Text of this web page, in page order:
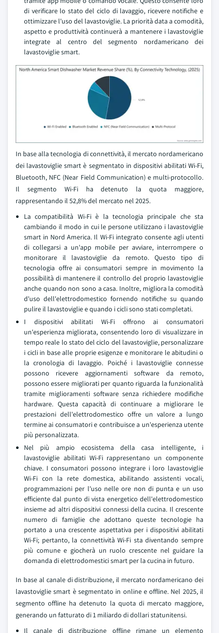
di verificare lo stato del ciclo di lavaggio, ricevere notifiche e
ottimizzare l'uso del lavastoviglie. La priorità data a comodità,
aspetto e produttività continuerà a mantenere i lavastoviglie
integrate al centro del segmento nordamericano dei
lavastoviglie smart.
In base alla tecnologia di connettività, il mercato nordamericano
dei lavastoviglie smart è segmentato in dispositivi abilitati Wi-Fi,
Bluetooth, NFC (Near Field Communication) e multi-protocollo.
Il segmento Wi-Fi ha detenuto la quota maggiore,
rappresentando il 52,8% del mercato nel 2025.
La compatibilità Wi-Fi è la tecnologia principale che sta
cambiando il modo in cui le persone utilizzano i lavastoviglie
smart in Nord America. Il Wi-Fi integrato consente agli utenti
di collegarsi a un'app mobile per avviare, interrompere o
monitorare il lavastoviglie da remoto. Questo tipo di
tecnologia offre ai consumatori sempre in movimento la
possibilità di mantenere il controllo del proprio lavastoviglie
anche quando non sono a casa. Inoltre, migliora la comodità
d'uso dell'elettrodomestico fornendo notifiche su quando
pulire il lavastoviglie e quando i cicli sono stati completati.
I dispositivi abilitati Wi-Fi offrono ai consumatori
un'esperienza migliorata, consentendo loro di visualizzare in
tempo reale lo stato del ciclo del lavastoviglie, personalizzare
i cicli in base alle proprie esigenze e monitorare le abitudini o
la cronologia di lavaggio. Poiché i lavastoviglie connesse
possono ricevere aggiornamenti software da remoto,
possono essere migliorati per quanto riguarda la funzionalità
tramite miglioramenti software senza richiedere modifiche
hardware. Questa capacità di continuare a migliorare le
prestazioni dell'elettrodomestico offre un valore a lungo
termine ai consumatori e contribuisce a un'esperienza utente
più personalizzata.
Nel più ampio ecosistema della casa intelligente, i
lavastoviglie abilitati Wi-Fi rappresentano un componente
chiave. I consumatori possono integrare i loro lavastoviglie
Wi-Fi con la rete domestica, abilitando assistenti vocali,
programmazioni per l'uso nelle ore non di punta e un uso
efficiente dal punto di vista energetico dell'elettrodomestico
insieme ad altri dispositivi connessi della cucina. Il crescente
numero di famiglie che adottano queste tecnologie ha
portato a una crescente aspettativa per i dispositivi abilitati
Wi-Fi; pertanto, la connettività Wi-Fi sta diventando sempre
più comune e giocherà un ruolo crescente nel guidare la
domanda di elettrodomestici smart per la cucina in futuro.
In base al canale di distribuzione, il mercato nordamericano dei
lavastoviglie smart è segmentato in online e offline. Nel 2025, il
segmento offline ha detenuto la quota di mercato maggiore,
generando un fatturato di 1 miliardo di dollari statunitensi.
Il canale di distribuzione offline rimane un elemento